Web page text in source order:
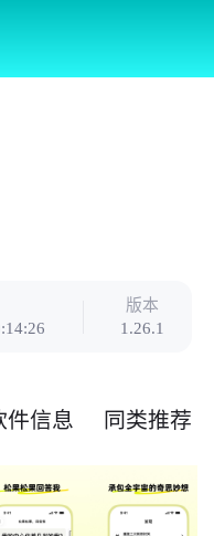
版本
1.26.1
件信息 同类推荐